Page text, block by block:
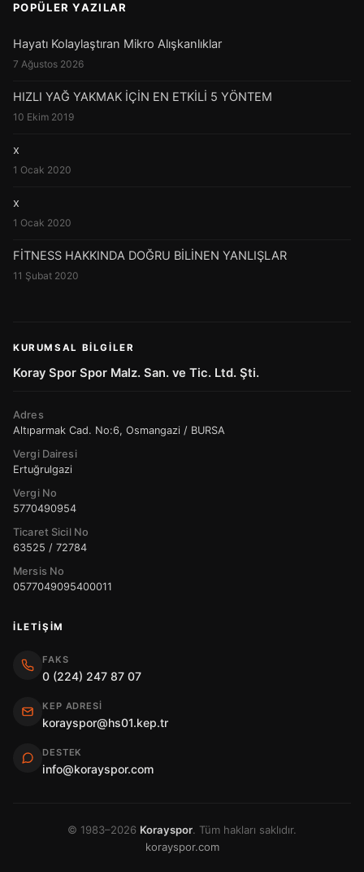
POPÜLER YAZILAR
Hayatı Kolaylaştıran Mikro Alışkanlıklar
7 Ağustos 2026
HIZLI YAĞ YAKMAK İÇİN EN ETKİLİ 5 YÖNTEM
10 Ekim 2019
x
1 Ocak 2020
x
1 Ocak 2020
FİTNESS HAKKINDA DOĞRU BİLİNEN YANLIŞLAR
11 Şubat 2020
KURUMSAL BILGILER
Koray Spor Spor Malz. San. ve Tic. Ltd. Şti.
Adres
Altıparmak Cad. No:6, Osmangazi / BURSA
Vergi Dairesi
Ertuğrulgazi
Vergi No
5770490954
Ticaret Sicil No
63525 / 72784
Mersis No
0577049095400011
İLETIŞIM
FAKS
0 (224) 247 87 07
KEP ADRESI
korayspor@hs01.kep.tr
DESTEK
info@korayspor.com
© 1983–2026 Korayspor. Tüm hakları saklıdır.
korayspor.com